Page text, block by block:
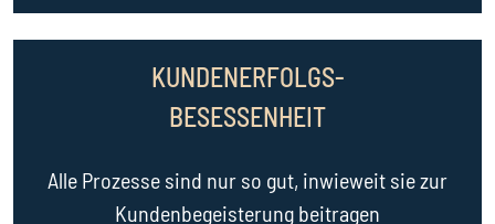
KUNDENERFOLGS-
BESESSENHEIT
Alle Prozesse sind nur so gut, inwieweit sie zur
Kundenbegeisterung beitragen